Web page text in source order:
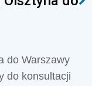
do Warszawy
do konsultacji